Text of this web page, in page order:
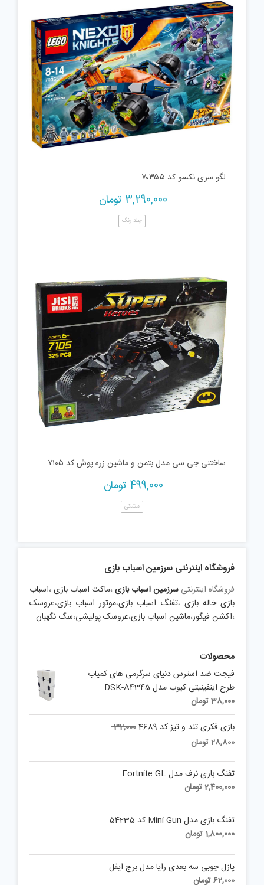
لگو سری نکسو کد ۷۰۳۵۵
3,290,000 تومان
چند رنگ
ساختنی جی سی مدل بتمن و ماشین زره پوش کد ۷۱۰۵
499,000 تومان
مشکی
فروشگاه اینترنتی سرزمین اسباب بازی
فروشگاه اینترنتی سرزمین اسباب بازی،ماکت اسباب بازی،اسباب
بازی خاله بازی ،تفنگ اسباب بازی،موتور اسباب بازی،عروسک
،اکشن فیگور،ماشین اسباب بازی،عروسک پولیشی،سگ نگهبان
محصولات
فیجت ضد استرس دنیای سرگرمی های کمیاب
طرح اینفینیتی کیوب مدل DSK-A4345
38,000تومان
بازی فکری تند و تیز کد 4689
32,000
Original
28,800تومان
is:
28,800 تومان.
تفنگ بازی نرف مدل Fortnite GL
2,400,000تومان
تفنگ بازی مدل Mini Gun کد 54235
1,800,000 تومان
پازل چوبی سه بعدی رایا مدل برج ایفل
62,000تومان